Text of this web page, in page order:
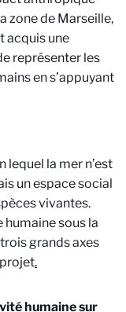
zone de Marseille,
acquis une
représenter les
en s’appuyant
lequel la mer n’est
un espace social
vivantes.
sous la
grands axes
.
humaine sur